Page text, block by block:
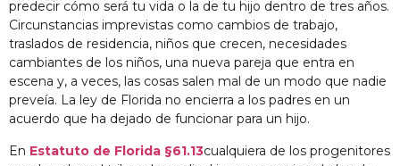
predecir cómo será tu vida o la de tu hijo dentro de tres años.
Circunstancias imprevistas como cambios de trabajo,
traslados de residencia, niños que crecen, necesidades
cambiantes de los niños, una nueva pareja que entra en
escena y, a veces, las cosas salen mal de un modo que nadie
preveía. La ley de Florida no encierra a los padres en un
acuerdo que ha dejado de funcionar para un hijo.
En Estatuto de Florida §61.13cualquiera de los progenitores